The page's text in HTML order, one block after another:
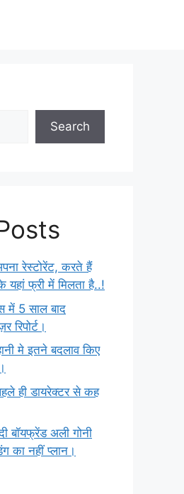
Search
रेस्टोरेंट, करते हैं
फ्री में मिलता है..!
में 5 साल बाद
रिपोर्ट।
मे इतने बदलाव किए
ही डायरेक्टर से कह
बॉयफ्रेंड अली गोनी
का नहीं प्लान।